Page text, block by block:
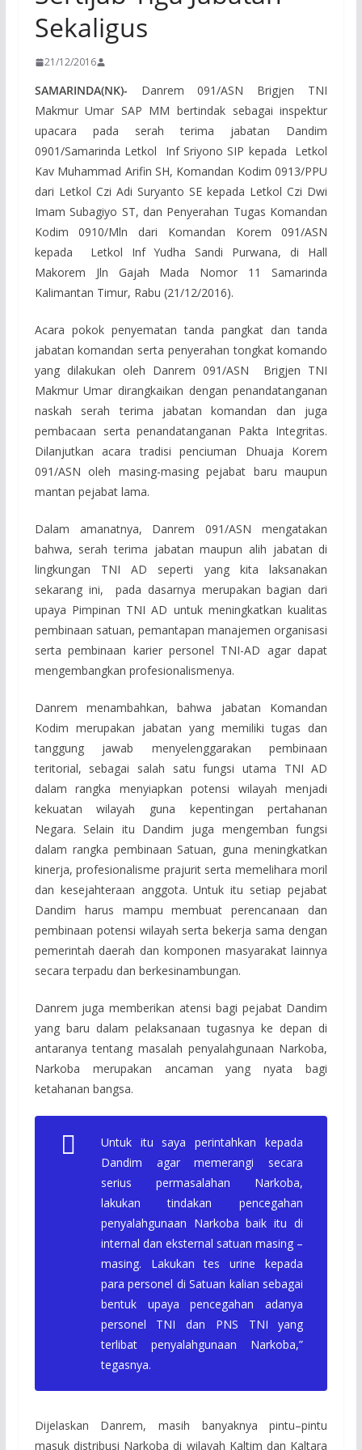
Sekaligus
21/12/2016
SAMARINDA(NK)- Danrem 091/ASN Brigjen TNI
Makmur Umar SAP MM bertindak sebagai inspektur
upacara pada serah terima jabatan Dandim
0901/Samarinda Letkol Inf Sriyono SIP kepada Letkol
Kav Muhammad Arifin SH, Komandan Kodim 0913/PPU
dari Letkol Czi Adi Suryanto SE kepada Letkol Czi Dwi
Imam Subagiyo ST, dan Penyerahan Tugas Komandan
Kodim 0910/Mln dari Komandan Korem 091/ASN
kepada Letkol Inf Yudha Sandi Purwana, di Hall
Makorem Jln Gajah Mada Nomor 11 Samarinda
Kalimantan Timur, Rabu (21/12/2016).
Acara pokok penyematan tanda pangkat dan tanda
jabatan komandan serta penyerahan tongkat komando
yang dilakukan oleh Danrem 091/ASN Brigjen TNI
Makmur Umar dirangkaikan dengan penandatanganan
naskah serah terima jabatan komandan dan juga
pembacaan serta penandatanganan Pakta Integritas.
Dilanjutkan acara tradisi penciuman Dhuaja Korem
091/ASN oleh masing-masing pejabat baru maupun
mantan pejabat lama.
Dalam amanatnya, Danrem 091/ASN mengatakan
bahwa, serah terima jabatan maupun alih jabatan di
lingkungan TNI AD seperti yang kita laksanakan
sekarang ini, pada dasarnya merupakan bagian dari
upaya Pimpinan TNI AD untuk meningkatkan kualitas
pembinaan satuan, pemantapan manajemen organisasi
serta pembinaan karier personel TNI-AD agar dapat
mengembangkan profesionalismenya.
Danrem menambahkan, bahwa jabatan Komandan
Kodim merupakan jabatan yang memiliki tugas dan
tanggung jawab menyelenggarakan pembinaan
teritorial, sebagai salah satu fungsi utama TNI AD
dalam rangka menyiapkan potensi wilayah menjadi
kekuatan wilayah guna kepentingan pertahanan
Negara. Selain itu Dandim juga mengemban fungsi
dalam rangka pembinaan Satuan, guna meningkatkan
kinerja, profesionalisme prajurit serta memelihara moril
dan kesejahteraan anggota. Untuk itu setiap pejabat
Dandim harus mampu membuat perencanaan dan
pembinaan potensi wilayah serta bekerja sama dengan
pemerintah daerah dan komponen masyarakat lainnya
secara terpadu dan berkesinambungan.
Danrem juga memberikan atensi bagi pejabat Dandim
yang baru dalam pelaksanaan tugasnya ke depan di
antaranya tentang masalah penyalahgunaan Narkoba,
Narkoba merupakan ancaman yang nyata bagi
ketahanan bangsa.
Untuk itu saya perintahkan kepada
Dandim agar memerangi secara
serius permasalahan Narkoba,
lakukan tindakan pencegahan
penyalahgunaan Narkoba baik itu di
internal dan eksternal satuan masing –
masing. Lakukan tes urine kepada
para personel di Satuan kalian sebagai
bentuk upaya pencegahan adanya
personel TNI dan PNS TNI yang
terlibat penyalahgunaan Narkoba,”
tegasnya.
Dijelaskan Danrem, masih banyaknya pintu–pintu
masuk distribusi Narkoba di wilayah Kaltim dan Kaltara